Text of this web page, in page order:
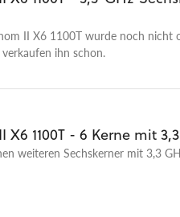
II X6 1100T wurde noch nicht
ihn schon.
X6 1100T - 6 Kerne mit
weiteren Sechskerner mit 3,3